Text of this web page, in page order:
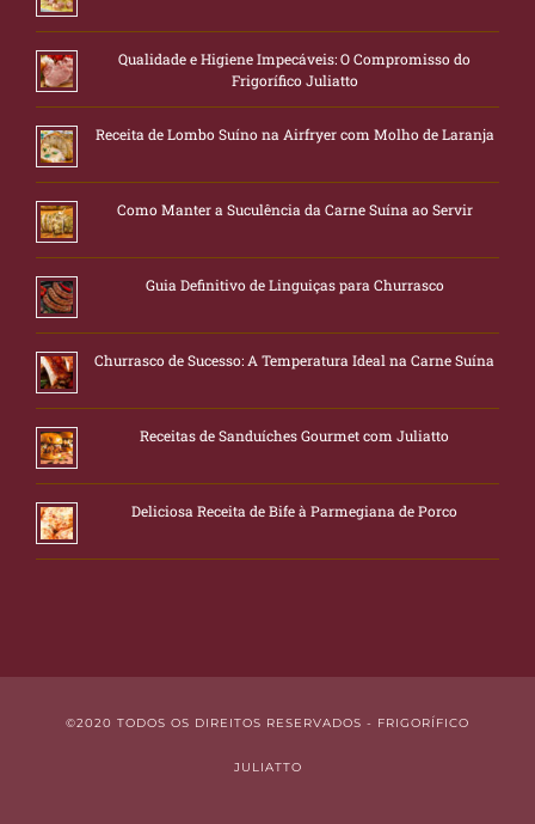
Qualidade e Higiene Impecáveis: O Compromisso do
Frigorífico Juliatto
Receita de Lombo Suíno na Airfryer com Molho de Laranja
Como Manter a Suculência da Carne Suína ao Servir
Guia Definitivo de Linguiças para Churrasco
Churrasco de Sucesso: A Temperatura Ideal na Carne Suína
Receitas de Sanduíches Gourmet com Juliatto
Deliciosa Receita de Bife à Parmegiana de Porco
©2020 TODOS OS DIREITOS RESERVADOS - FRIGORÍFICO
JULIATTO